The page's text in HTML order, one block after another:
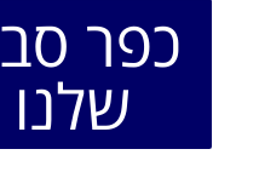
כפר
שלנו